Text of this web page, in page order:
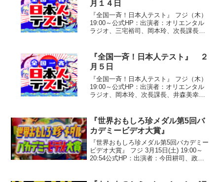
月１４日
『全国一斉！日本人テスト』 フジ（木）
19:00～公式HP：出演者：オリエンタル
ラジオ、三宅裕司、岡本玲、次長課長、
橋英樹、高畑淳子、勝俣州和(1)「洋服に
アイロンをかけ...
『全国一斉！日本人テスト』 ２
月５日
『全国一斉！日本人テスト』 フジ（木）
19:00～公式HP：出演者：オリエンタル
ラジオ、岡本玲、次長課長、井森美幸、
彦、藤田朋子、はしのえみ、勝俣州和
●『日本人テスト おば...
『世界おもしろ珍メダル第5回バ
カデミービデオ大賞』
『世界おもしろ珍メダル第5回バカデミー
ビデオ大賞』 フジ 3月15日(土) 19:00～
20:54公式HP：出演者：今田耕司、政井